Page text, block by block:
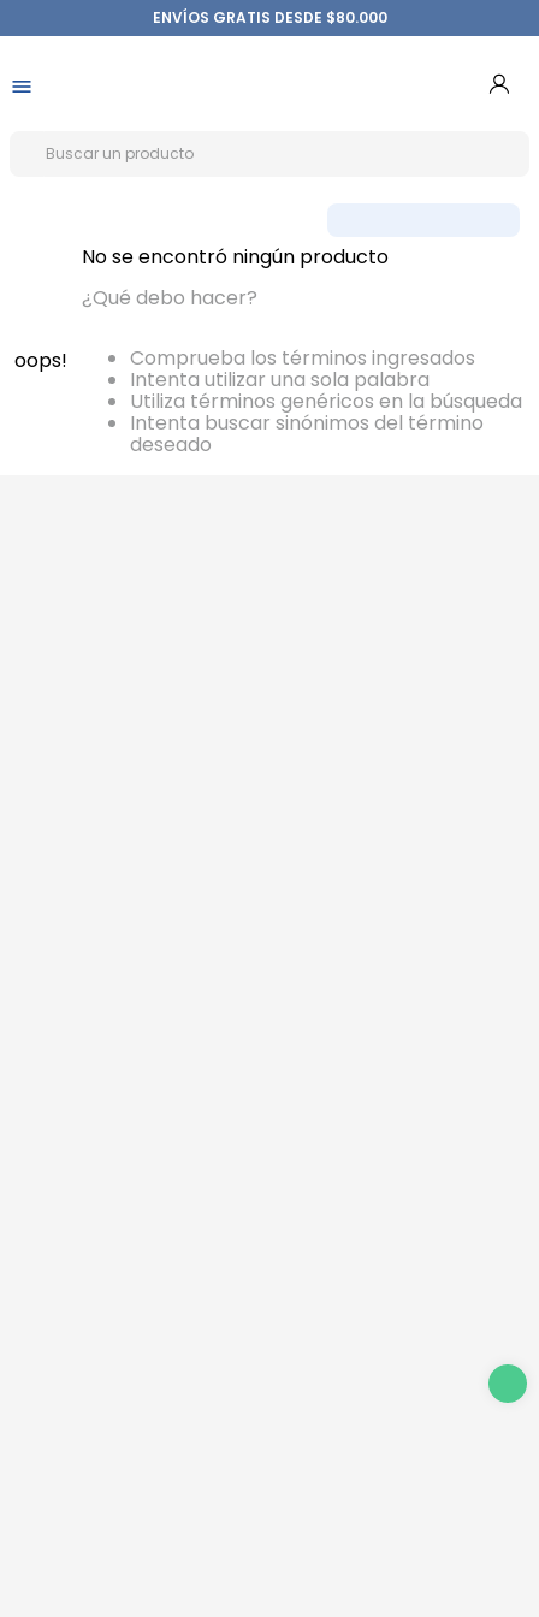
ENVÍOS GRATIS DESDE $80.000
oops!
No se encontró ningún producto
¿Qué debo hacer?
Comprueba los términos ingresados
Intenta utilizar una sola palabra
Utiliza términos genéricos en la búsqueda
Intenta buscar sinónimos del término
deseado